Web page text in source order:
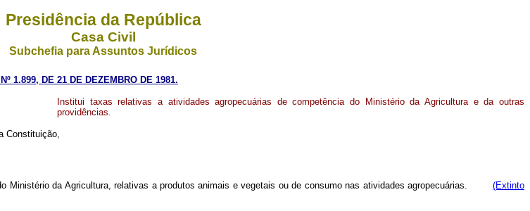
Presidência da República
Casa Civil
Subchefia para Assuntos Jurídicos
1.899, DE 21 DE DEZEMBRO DE 1981.
Institui taxas relativas a atividades agropecuárias de competência do Ministério da Agricultura e da outras
providências.
Constituição,
Ministério da Agricultura, relativas a produtos animais e vegetais ou de consumo nas atividades agropecuárias. (Extinto